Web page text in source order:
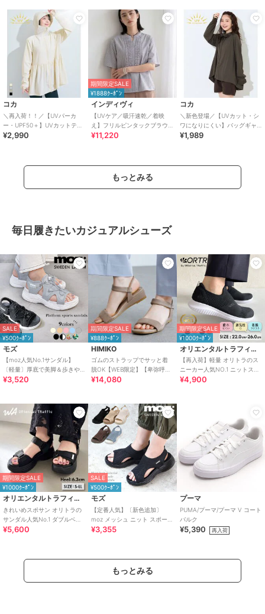
コカ
＼再入荷！！／【UVパーカ
ー・UPF50＋】UVカットティ
アードパーカー 全4色
¥2,990
期間限定SALE
¥1888ｸｰﾎﾟﾝ
インディヴィ
【UVケア／吸汗速乾／着映
え】フリルピンタックブラウ
ス
¥11,220
コカ
＼新色登場／【UVカット・シ
ワになりにくい】バッグギャ
ザーUVパーカー 全4色
¥1,989
もっとみる
毎日履きたいカジュアルシューズ
SALE
¥500ｸｰﾎﾟﾝ
モズ
【moz人気No.1サンダル】
〔軽量〕厚底で美脚＆歩きや
すい！疲れにくいフィット感
¥3,520
期間限定SALE
¥888ｸｰﾎﾟﾝ
HIMIKO
ゴムのストラップでサッと着
脱OK【WEB限定】【卑弥呼
26SS】ゴムストラップサンダ
¥14,080
期間限定SALE
¥1000ｸｰﾎﾟﾝ
オリエンタルトラフィック
【再入荷】軽量 オリトラのス
ニーカー人気NO.1 ニットスニ
ーカー スリッポン /3709
¥4,900
期間限定SALE
¥1000ｸｰﾎﾟﾝ
オリエンタルトラフィック
きれいめスポサン オリトラの
サンダル人気No.1 ダブルベル
ト スポーツサンダル /42207
¥5,600
SALE
¥500ｸｰﾎﾟﾝ
モズ
【定番人気】〔新色追加〕
moz メッシュ ニット スポーツ
サンダル
¥3,355
プーマ
PUMA/プーマ/プーマ V コート
バルク
¥5,390 再入荷
もっとみる